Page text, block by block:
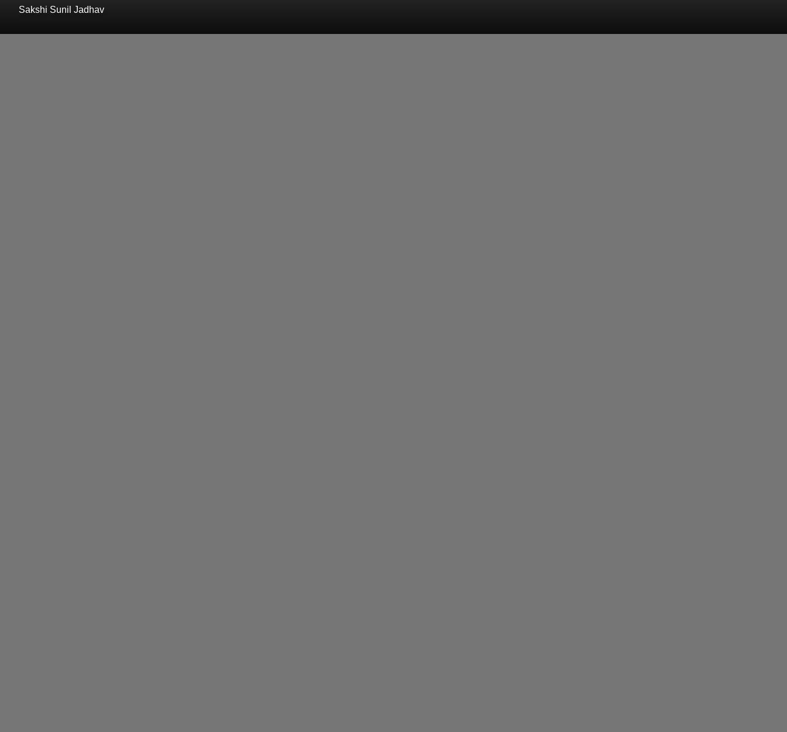
Sakshi Sunil Jadhav